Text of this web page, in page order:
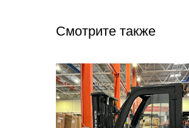
Смотрите также